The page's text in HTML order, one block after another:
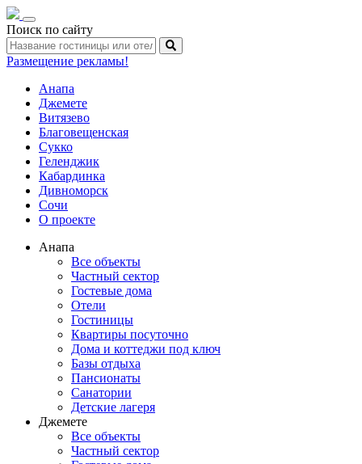
Toggle
navigation
Поиск по сайту
Размещение рекламы!
Анапа
Джемете
Витязево
Благовещенская
Сукко
Геленджик
Кабардинка
Дивноморск
Сочи
О проекте
Анапа
Все объекты
Частный сектор
Гостевые дома
Отели
Гостиницы
Квартиры посуточно
Дома и коттеджи под ключ
Базы отдыха
Пансионаты
Санатории
Детские лагеря
Джемете
Все объекты
Частный сектор